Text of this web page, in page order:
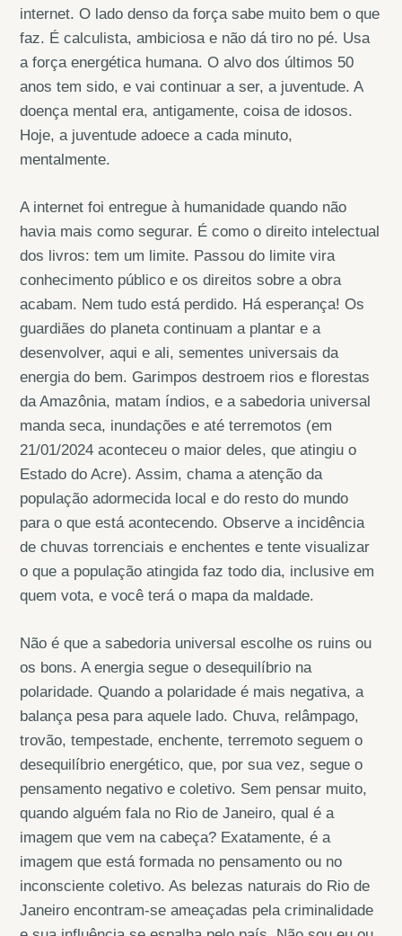
internet. O lado denso da força sabe muito bem o que
faz. É calculista, ambiciosa e não dá tiro no pé. Usa
a força energética humana. O alvo dos últimos 50
anos tem sido, e vai continuar a ser, a juventude. A
doença mental era, antigamente, coisa de idosos.
Hoje, a juventude adoece a cada minuto,
mentalmente.
A internet foi entregue à humanidade quando não
havia mais como segurar. É como o direito intelectual
dos livros: tem um limite. Passou do limite vira
conhecimento público e os direitos sobre a obra
acabam. Nem tudo está perdido. Há esperança! Os
guardiães do planeta continuam a plantar e a
desenvolver, aqui e ali, sementes universais da
energia do bem. Garimpos destroem rios e florestas
da Amazônia, matam índios, e a sabedoria universal
manda seca, inundações e até terremotos (em
21/01/2024 aconteceu o maior deles, que atingiu o
Estado do Acre). Assim, chama a atenção da
população adormecida local e do resto do mundo
para o que está acontecendo. Observe a incidência
de chuvas torrenciais e enchentes e tente visualizar
o que a população atingida faz todo dia, inclusive em
quem vota, e você terá o mapa da maldade.
Não é que a sabedoria universal escolhe os ruins ou
os bons. A energia segue o desequilíbrio na
polaridade. Quando a polaridade é mais negativa, a
balança pesa para aquele lado. Chuva, relâmpago,
trovão, tempestade, enchente, terremoto seguem o
desequilíbrio energético, que, por sua vez, segue o
pensamento negativo e coletivo. Sem pensar muito,
quando alguém fala no Rio de Janeiro, qual é a
imagem que vem na cabeça? Exatamente, é a
imagem que está formada no pensamento ou no
inconsciente coletivo. As belezas naturais do Rio de
Janeiro encontram-se ameaçadas pela criminalidade